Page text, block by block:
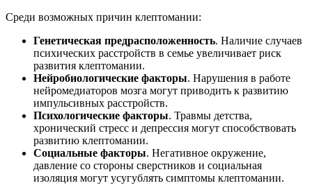
Среди возможных причин клептомании:
Генетическая предрасположенность. Наличие случаев
психических расстройств в семье увеличивает риск
развития клептомании.
Нейробиологические факторы. Нарушения в работе
нейромедиаторов мозга могут приводить к развитию
импульсивных расстройств.
Психологические факторы. Травмы детства,
хронический стресс и депрессия могут способствовать
развитию клептомании.
Социальные факторы. Негативное окружение,
давление со стороны сверстников и социальная
изоляция могут усугублять симптомы клептомании.